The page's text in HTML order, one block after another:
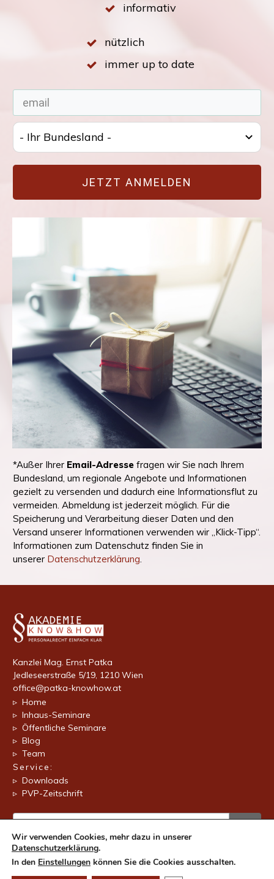
informativ
nützlich
immer up to date
- Ihr Bundesland -
JETZT ANMELDEN
*Außer Ihrer Email-Adresse fragen wir Sie nach Ihrem
Bundesland, um regionale Angebote und Informationen
gezielt zu versenden und dadurch eine Informationsflut zu
vermeiden. Abmeldung ist jederzeit möglich. Für die
Speicherung und Verarbeitung dieser Daten und den
Versand unserer Informationen verwenden wir „Klick-Tipp“.
Informationen zum Datenschutz finden Sie in
unserer Datenschutzerklärung
Kanzlei Mag. Ernst Patka
Jedleseerstraße 5/19, 1210 Wien
office@patka-knowhow.at
▹ Home
▹ Inhaus-Seminare
▹ Öffentliche Seminare
▹ Blog
▹ Team
Service:
▹ Downloads
▹ PVP-Zeitschrift
©2026 • Kanzlei Mag.Ernst Patka •
Wir verwenden Cookies, mehr dazu in unserer
Datenschutzerklärung.
In den Einstellungen können Sie die Cookies ausschalten.